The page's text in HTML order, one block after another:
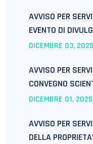
AVVISO PER
EVENTO DI
DICEMBRE 03, 2025
AVVISO PER
CONVEGNO
DICEMBRE 01, 2025
AVVISO PER
DELLA